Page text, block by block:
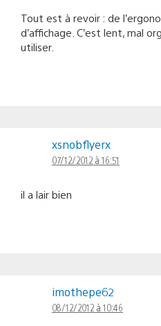
Tout est à revoir : de
d’affichage. C’est lent, mal
utiliser.
xsnobflyerx
07/12/2012 à 16:51
il a lair bien
imothepe62
08/12/2012 à 10:46